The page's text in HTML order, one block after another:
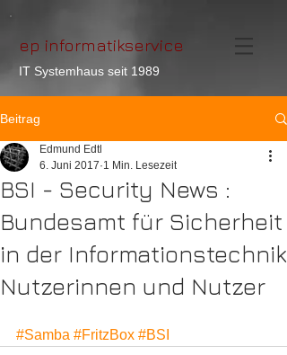
ep informatikservice
IT Systemhaus seit 1989
Beitrag
BSI - Security News :
Bundesamt für Sicherheit
in der Informationstechnik
Nutzerinnen und Nutzer
Edmund Edtl
6. Juni 2017 1 Min. Lesezeit
#Samba #FritzBox #BSI